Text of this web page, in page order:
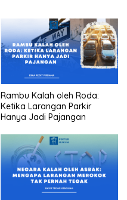
Rambu Kalah oleh Roda:
Ketika Larangan Parkir
Hanya Jadi Pajangan